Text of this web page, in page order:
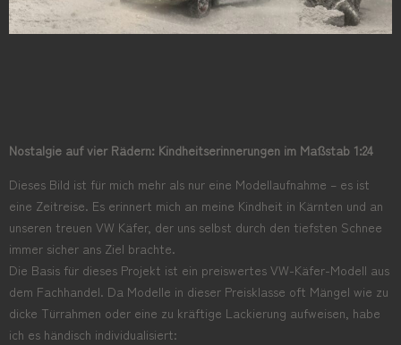
Nostalgie auf vier Rädern: Kindheitserinnerungen im Maßstab 1:24
Dieses Bild ist für mich mehr als nur eine Modellaufnahme – es ist
eine Zeitreise. Es erinnert mich an meine Kindheit in Kärnten und an
unseren treuen VW Käfer, der uns selbst durch den tiefsten Schnee
immer sicher ans Ziel brachte.
Die Basis für dieses Projekt ist ein preiswertes VW-Käfer-Modell aus
dem Fachhandel. Da Modelle in dieser Preisklasse oft Mängel wie zu
dicke Türrahmen oder eine zu kräftige Lackierung aufweisen, habe
ich es händisch individualisiert: